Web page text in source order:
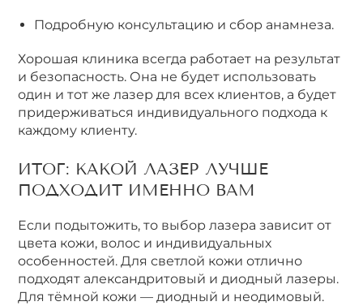
Подробную консультацию и сбор анамнеза.
Хорошая клиника всегда работает на результат
и безопасность. Она не будет использовать
один и тот же лазер для всех клиентов, а будет
придерживаться индивидуального подхода к
каждому клиенту.
ИТОГ: КАКОЙ ЛАЗЕР ЛУЧШЕ
ПОДХОДИТ ИМЕННО ВАМ
Если подытожить, то выбор лазера зависит от
цвета кожи, волос и индивидуальных
особенностей. Для светлой кожи отлично
подходят александритовый и диодный лазеры.
Для тёмной кожи — диодный и неодимовый.